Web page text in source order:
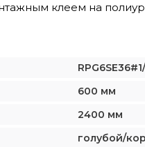
клеем на
600 мм
2400 мм
голубой/